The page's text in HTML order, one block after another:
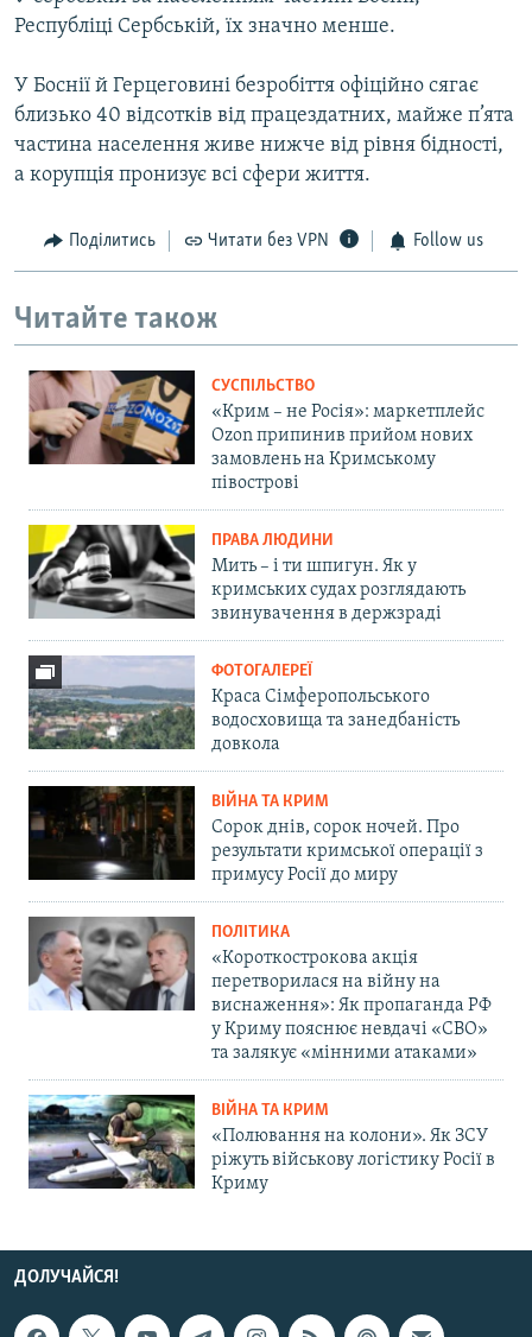
Республіці Сербській, їх значно менше.
У Боснії й Герцеговині безробіття офіційно сягає
близько 40 відсотків від працездатних, майже п’ята
частина населення живе нижче від рівня бідності,
а корупція пронизує всі сфери життя.
Поділитись Читати без VPN Follow us
Читайте також
СУСПІЛЬСТВО
«Крим – не Росія»: маркетплейс
Ozon припинив прийом нових
замовлень на Кримському
півострові
ПРАВА ЛЮДИНИ
Мить – і ти шпигун. Як у
кримських судах розглядають
звинувачення в держзраді
ФОТОГАЛЕРЕЇ
Краса Сімферопольського
водосховища та занедбаність
довкола
ВІЙНА ТА КРИМ
Сорок днів, сорок ночей. Про
результати кримської операції з
примусу Росії до миру
ПОЛІТИКА
«Короткострокова акція
перетворилася на війну на
виснаження»: Як пропаганда РФ
у Криму пояснює невдачі «СВО»
та залякує «мінними атаками»
ВІЙНА ТА КРИМ
«Полювання на колони». Як ЗСУ
ріжуть військову логістику Росії в
Криму
ДОЛУЧАЙСЯ!